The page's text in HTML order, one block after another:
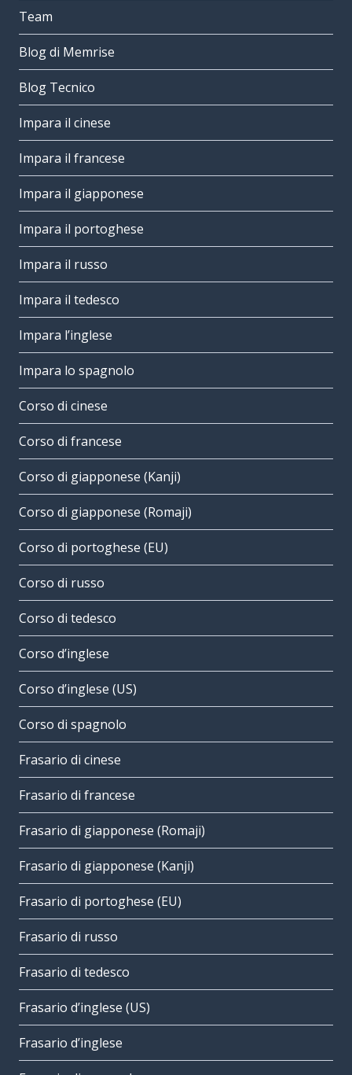
Team
Blog di Memrise
Blog Tecnico
Impara il cinese
Impara il francese
Impara il giapponese
Impara il portoghese
Impara il russo
Impara il tedesco
Impara l’inglese
Impara lo spagnolo
Corso di cinese
Corso di francese
Corso di giapponese (Kanji)
Corso di giapponese (Romaji)
Corso di portoghese (EU)
Corso di russo
Corso di tedesco
Corso d’inglese
Corso d’inglese (US)
Corso di spagnolo
Frasario di cinese
Frasario di francese
Frasario di giapponese (Romaji)
Frasario di giapponese (Kanji)
Frasario di portoghese (EU)
Frasario di russo
Frasario di tedesco
Frasario d’inglese (US)
Frasario d’inglese